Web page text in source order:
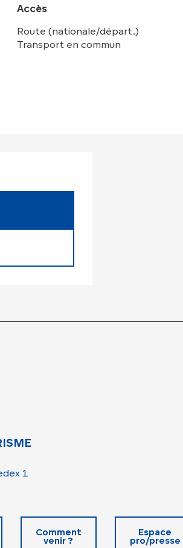
Accès
Accès
Route (nationale/départ.)
Transport en commun
1
Comment
venir ?
Espace
pro/presse